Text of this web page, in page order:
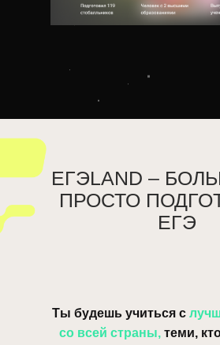
ЕГЭLAND –
ПРОСТО
ЕГЭ
Ты будешь учиться с
со всей страны, теми,